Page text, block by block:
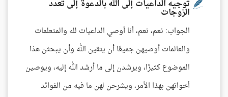
توجيه الداعيات إلى الله بالدعوة إلى تعدد
الزوجات
الجواب: نعم، نعم، أنا أوصي الداعيات لله والمتعلمات
والعالمات أوصيهن جميعًا أن يتقين الله وأن يبحثن هذا
الموضوع كثيرًا، ويرشدن إلى ما أرشد الله إليه، ويوصين
أخواتهن بهذا الأمر، ويشرحن لهن ما فيه من الفوائد